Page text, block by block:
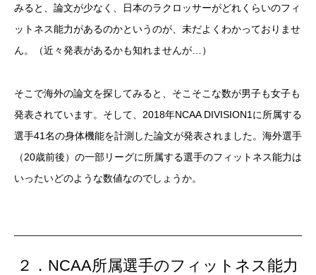
みると、論文が少なく、日本のラクロッサーがどれくらいのフィ
ットネス能力があるのかというのが、未だよくわかっておりませ
ん。（近々発表があるかも知れませんが…）
そこで海外の論文を探してみると、そこそこな数が男子も女子も
発表されています。そして、2018年NCAA DIVISION1に所属する
選手41名の身体機能を計測した論文が発表されました。海外選手
（20歳前後）の一部リーグに所属する選手のフィットネス能力は
いったいどのような数値なのでしょうか。
２．NCAA所属選手のフィットネス能力